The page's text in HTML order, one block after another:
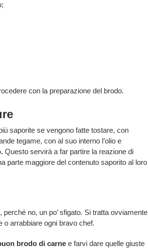
con la preparazione del brodo.
saporite se vengono fatte tostare, con
tegame, con al suo interno l’olio e
Questo servirà a far partire la reazione di
parte maggiore del contenuto saporito al loro
no, un po’ sfigato. Si tratta ovviamente
o arrabbiare ogni bravo chef.
brodo di carnee farvi dare quelle giuste